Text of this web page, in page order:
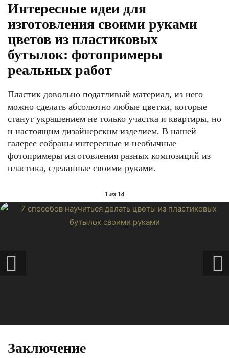
Интересные идеи для
изготовления своими руками
цветов из пластиковых
бутылок: фотопримеры
реальных работ
Пластик довольно податливый материал, из него
можно сделать абсолютно любые цветки, которые
станут украшением не только участка и квартиры, но
и настоящим дизайнерским изделием. В нашей
галерее собраны интересные и необычные
фотопримеры изготовления разных композиций из
пластика, сделанные своими руками.
1из 14
Заключение